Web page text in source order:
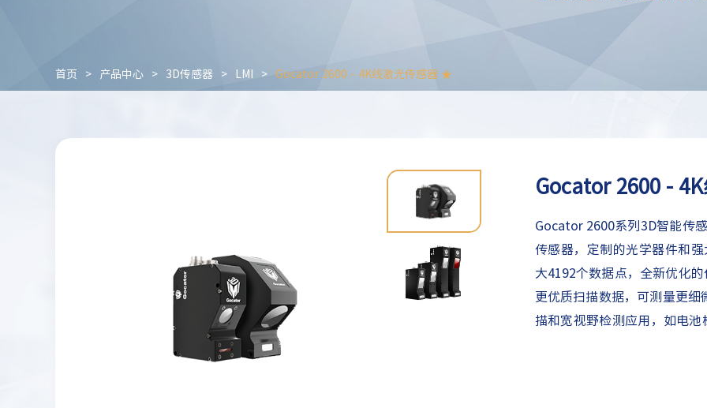
首页 > 产品中心 > 3D传感器 > LMI > Gocator 2600 - 4K线激光传感器 ★
Gocator 2600 -
Gocator 2600系列3D智能传
传感器，定制的光学器件和
大4192个数据点，全新优化
更优质扫描数据，可测量更
描和宽视野检测应用，如电